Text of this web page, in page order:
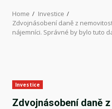
Home
Investice
Zdvojnásobení daně z
nájemníci. Správné by bylo tuto
Investice
Zdvojnásobení daně